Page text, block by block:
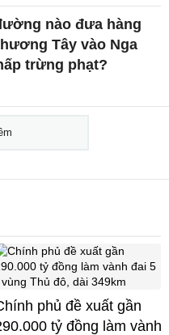
nào đưa hàng
Tây vào Nga
trừng phạt?
phủ đề xuất gần
tỷ đồng làm vành